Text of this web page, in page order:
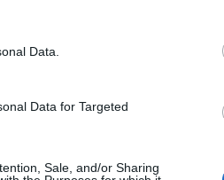
Data.
Data for Targeted
Sale, and/or Sharing
Misano di Gera d'Adda
Monasterolo del Castello